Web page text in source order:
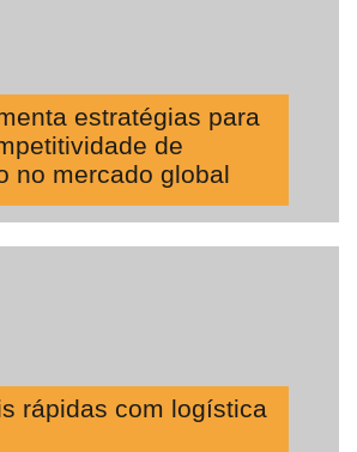
estratégias para
de
no mercado global
rápidas com logística